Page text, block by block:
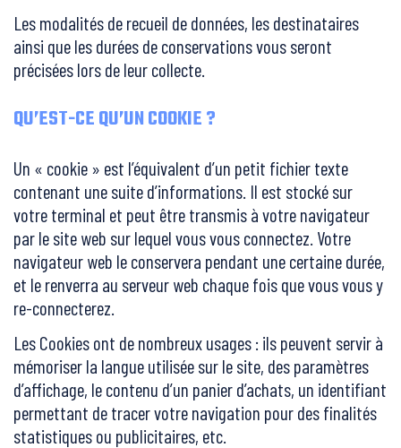
Les modalités de recueil de données, les destinataires
ainsi que les durées de conservations vous seront
précisées lors de leur collecte.
QU’EST-CE QU’UN COOKIE ?
Un « cookie » est l’équivalent d’un petit fichier texte
contenant une suite d’informations. Il est stocké sur
votre terminal et peut être transmis à votre navigateur
par le site web sur lequel vous vous connectez. Votre
navigateur web le conservera pendant une certaine durée,
et le renverra au serveur web chaque fois que vous vous y
re-connecterez.
Les Cookies ont de nombreux usages : ils peuvent servir à
mémoriser la langue utilisée sur le site, des paramètres
d’affichage, le contenu d’un panier d’achats, un identifiant
permettant de tracer votre navigation pour des finalités
statistiques ou publicitaires, etc.